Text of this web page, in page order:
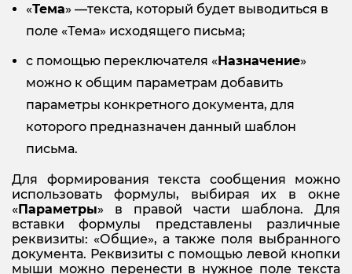
«Тема» —текста, который будет выводиться в
поле «Тема» исходящего письма;
с помощью переключателя «Назначение»
можно к общим параметрам добавить
параметры конкретного документа, для
которого предназначен данный шаблон
письма.
Для формирования текста сообщения можно
использовать формулы, выбирая их в окне
«Параметры» в правой части шаблона. Для
вставки формулы представлены различные
реквизиты: «Общие», а также поля выбранного
документа. Реквизиты с помощью левой кнопки
мыши можно перенести в нужное поле текста